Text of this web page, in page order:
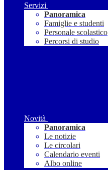
Servizi
Panoramica
Famiglie e studenti
Personale scolastico
Percorsi di studio
Novità
Panoramica
Le notizie
Le circolari
Calendario eventi
Albo online